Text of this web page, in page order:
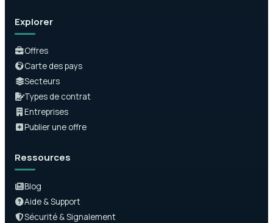
Explorer
Offres
Carte des pays
Secteurs
Types de contrat
Entreprises
Publier une offre
Ressources
Blog
Aide & Support
Sécurité & Signalement